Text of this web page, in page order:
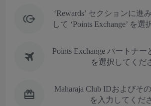
‘Rewards’ セクションに進
して ‘Points Exchange’ を
Points Exchange パートナ
を選択してくだ
Maharaja Club IDおよびそ
を入力してくだ